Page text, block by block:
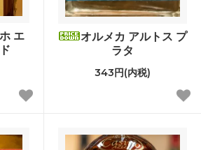
エ
オルメカ アルトス プ
ラタ
343円(内税)